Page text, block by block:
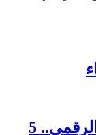
بين التقنية المالية والتأمين الرقمي.. 5